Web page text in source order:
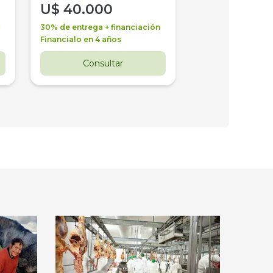
U$ 40.000
30% de entrega + financiación
Financialo en 4 años
Consultar